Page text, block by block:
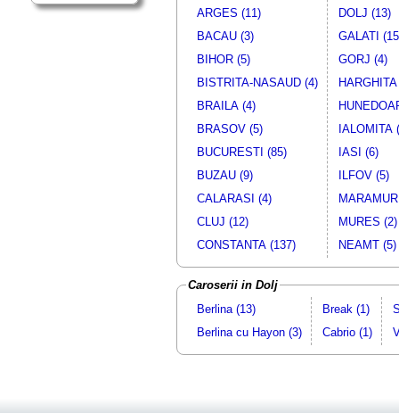
ARGES (11)
BACAU (3)
BIHOR (5)
BISTRITA-NASAUD (4)
BRAILA (4)
BRASOV (5)
BUCURESTI (85)
BUZAU (9)
CALARASI (4)
CLUJ (12)
CONSTANTA (137)
DOLJ (13)
GALATI
GORJ (4)
IALOMITA
IASI (6)
ILFOV (5)
MURES (2)
NEAMT (5)
Caroserii in Dolj
Berlina (13)
Berlina cu Hayon (3)
Break (1)
Cabrio (1)